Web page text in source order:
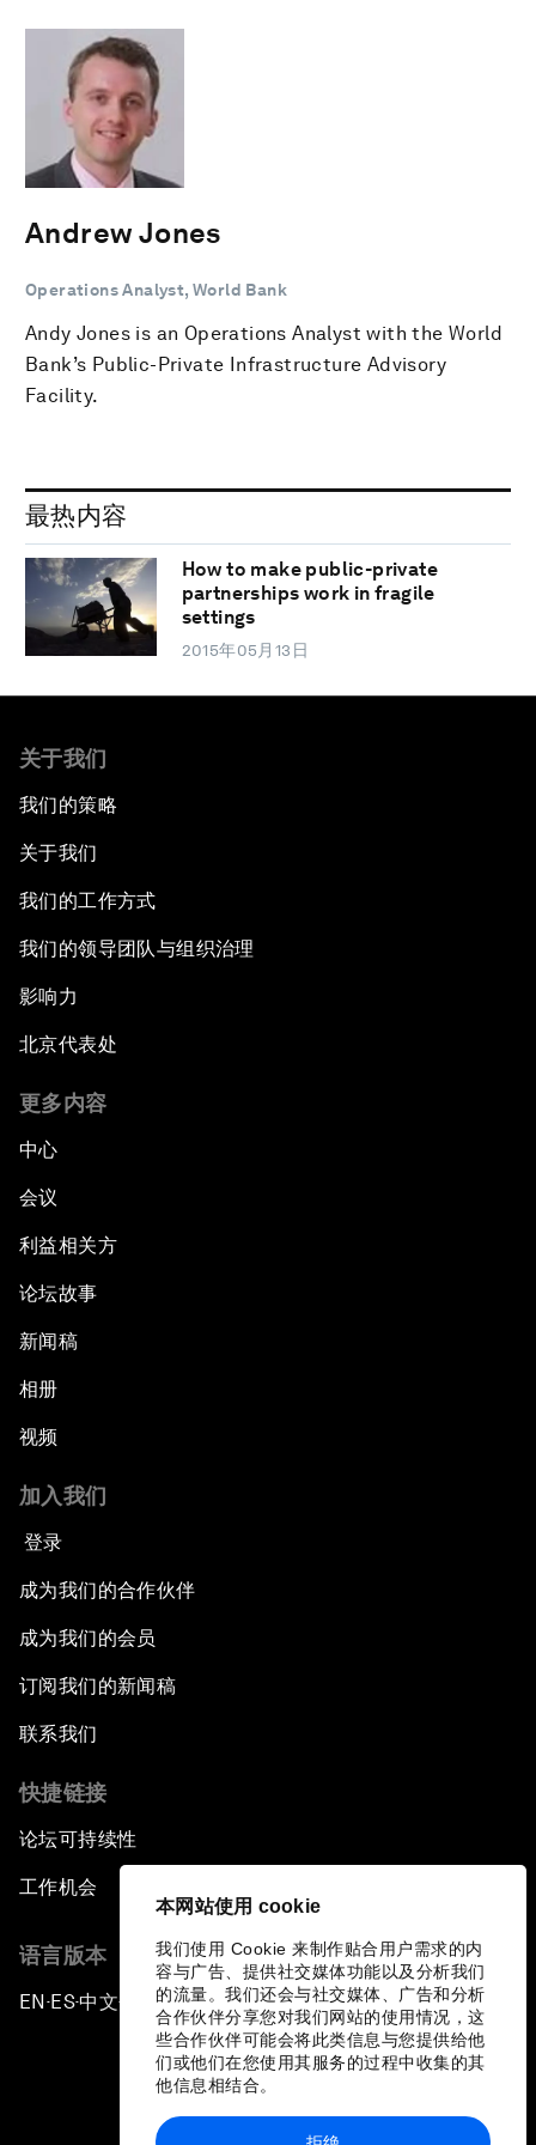
本网站使用 cookie
我们使用 Cookie 来制作贴合用户需求的内
容与广告、提供社交媒体功能以及分析我们
的流量。我们还会与社交媒体、广告和分析
合作伙伴分享您对我们网站的使用情况，这
些合作伙伴可能会将此类信息与您提供给他
们或他们在您使用其服务的过程中收集的其
他信息相结合。
Andrew Jones
Operations Analyst, World Bank
Andy Jones is an Operations Analyst with the World
Bank’s Public-Private Infrastructure Advisory
Facility.
最热内容
How to make public-private
partnerships work in fragile
settings
2015年05月13日
关于我们
我们的策略
关于我们
我们的工作方式
我们的领导团队与组织治理
影响力
北京代表处
更多内容
中心
会议
利益相关方
论坛故事
新闻稿
相册
视频
加入我们
登录
成为我们的合作伙伴
成为我们的会员
订阅我们的新闻稿
联系我们
快捷链接
论坛可持续性
工作机会
语言版本
EN ▪ ES▪中文▪ 日本語